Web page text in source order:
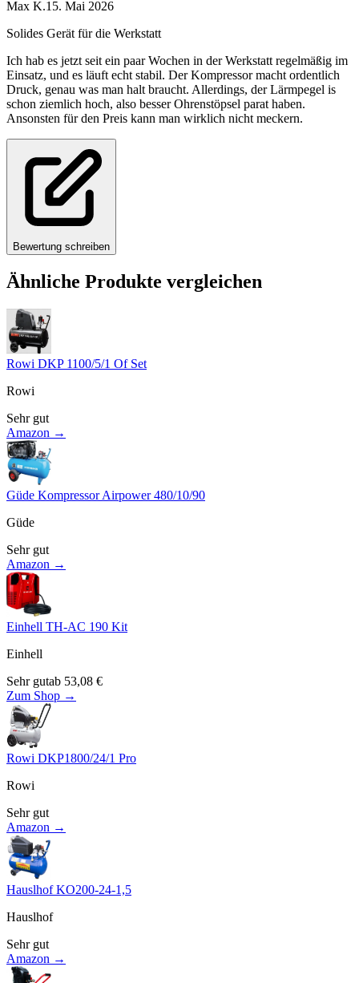
Max K.15. Mai 2026
Solides Gerät für die Werkstatt
Ich hab es jetzt seit ein paar Wochen in der Werkstatt regelmäßig im
Einsatz, und es läuft echt stabil. Der Kompressor macht ordentlich
Druck, genau was man halt braucht. Allerdings, der Lärmpegel is
schon ziemlich hoch, also besser Ohrenstöpsel parat haben.
Ansonsten für den Preis kann man wirklich nicht meckern.
Bewertung schreiben
Ähnliche Produkte vergleichen
Rowi DKP 1100/5/1 Of Set
Rowi
Sehr gut
Amazon →
Güde Kompressor Airpower 480/10/90
Güde
Sehr gut
Amazon →
Einhell TH-AC 190 Kit
Einhell
Sehr gutab 53,08 €
Zum Shop →
Rowi DKP1800/24/1 Pro
Rowi
Sehr gut
Amazon →
Hauslhof KO200-24-1,5
Hauslhof
Sehr gut
Amazon →